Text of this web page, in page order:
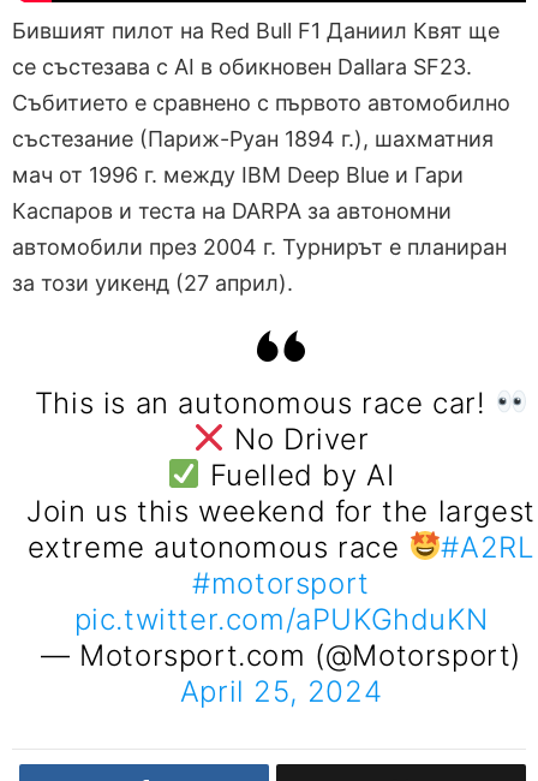
Бившият пилот на Red Bull F1 Даниил Квят ще
се състезава с AI в обикновен Dallara SF23.
Събитието е сравнено с първото автомобилно
състезание (Париж-Руан 1894 г.), шахматния
мач от 1996 г. между IBM Deep Blue и Гари
Каспаров и теста на DARPA за автономни
автомобили през 2004 г. Турнирът е планиран
за този уикенд (27 април).
This is an autonomous race car!
No Driver
Fuelled by AI
Join us this weekend for the largest
extreme autonomous race
#A2RL
#motorsport
pic.twitter.com/aPUKGhduKN
— Motorsport.com (@Motorsport)
April 25, 2024